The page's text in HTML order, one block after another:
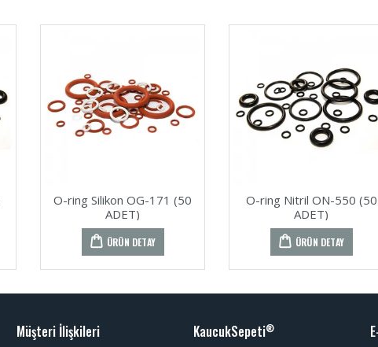
O-ring Silikon OG-171 (50
ADET)
ÜRÜN DETAY
O-ring Nitril ON-550 (50
ADET)
ÜRÜN DETAY
Müşteri İlişkileri KaucukSepeti®